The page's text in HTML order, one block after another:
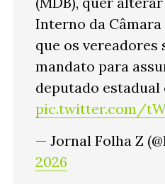
Interno da
que os vereadores
mandato para
deputado estadual
pic.twitter.com/
— Jornal Folha Z
2026